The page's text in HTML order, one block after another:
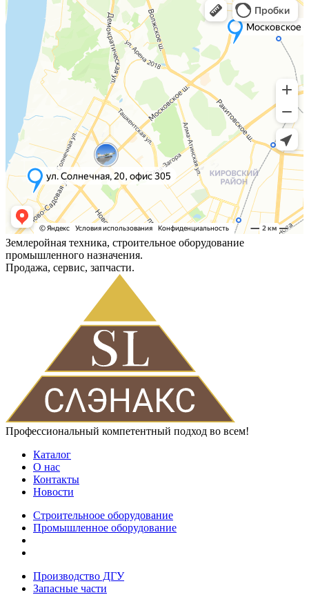
Землеройная техника, строительное оборудование
промышленного назначения.
Продажа, сервис, запчасти.
Профессиональный компетентный подход во всем!
Каталог
О нас
Контакты
Новости
Строительноое оборудование
Промышленное оборудование
Производство ДГУ
Запасные части